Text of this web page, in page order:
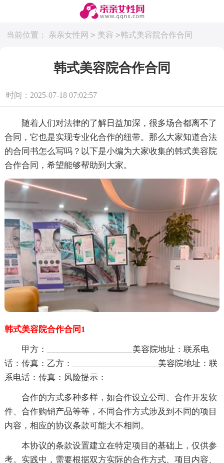
当前位置： 亲亲女性网 > 美容 >韩式美容院合作合同
韩式美容院合作合同
时间：2025-07-18 07:02:57
随着人们对法律的了解日益加深，很多场合都离不了
合同，它也是实现专业化合作的纽带。那么大家知道合法
的合同书怎么写吗？以下是小编为大家收集的韩式美容院
合作合同，希望能够帮助到大家。
韩式美容院合作合同1
甲方：___________________美容院地址：联系电
话：传真：乙方：___________________美容院地址：联
系电话：传真：风险提示：
合作的方式多种多样，如合作设立公司、合作开发软
件、合作购销产品等等，不同合作方式涉及到不同的项目
内容，相应的协议条款可能大不相同。
本协议的条款设置建立在特定项目的基础上，仅供参
考。实践中，需要根据双方实际的合作方式、项目内容、